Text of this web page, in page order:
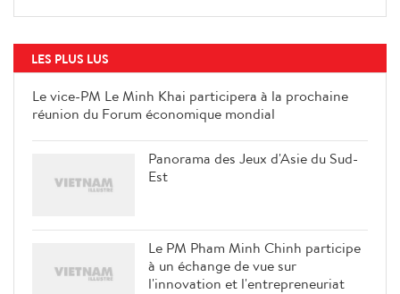
LES PLUS LUS
Le vice-PM Le Minh Khai participera à la prochaine
réunion du Forum économique mondial
Panorama des Jeux d'Asie du Sud-
Est
Le PM Pham Minh Chinh participe
à un échange de vue sur
l'innovation et l'entrepreneuriat